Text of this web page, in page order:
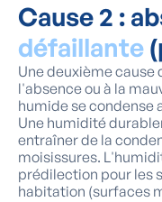
Cause 2 :
défaillante
Une deuxième
l'absence ou à la
humide se condense
Une humidité
entraîner de la
moisissures.
prédilection pour les
habitation (surfaces